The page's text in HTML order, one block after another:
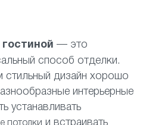
— это
способ отделки.
стильный дизайн хорошо
интерьерные
устанавливать
потолки и встраивать